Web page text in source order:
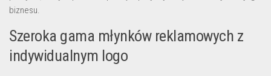
biznesu.
Szeroka gama młynków reklamowych z
indywidualnym logo